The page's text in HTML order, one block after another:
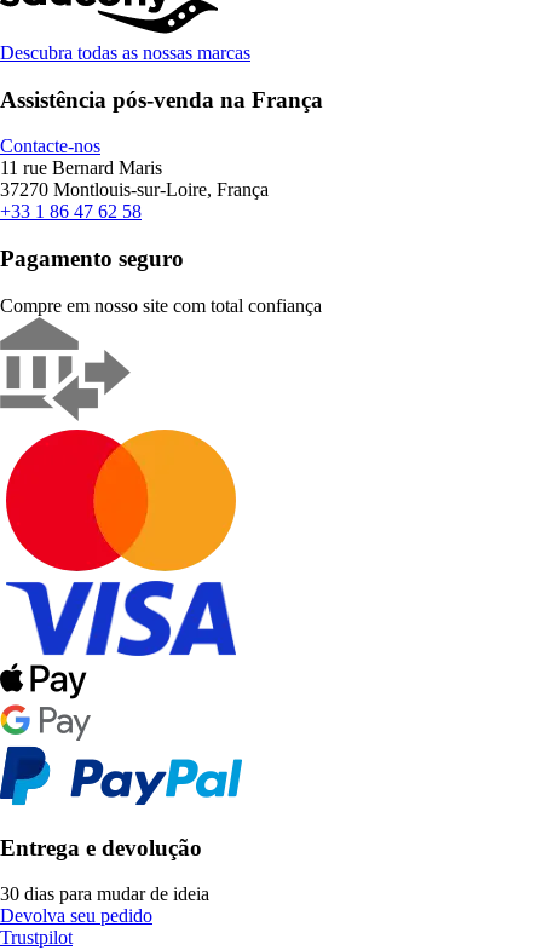
Descubra todas as nossas marcas
Assistência pós-venda na França
Contacte-nos
11 rue Bernard Maris
37270 Montlouis-sur-Loire, França
+33 1 86 47 62 58
Pagamento seguro
Compre em nosso site com total confiança
Entrega e devolução
30 dias para mudar de ideia
Devolva seu pedido
Trustpilot